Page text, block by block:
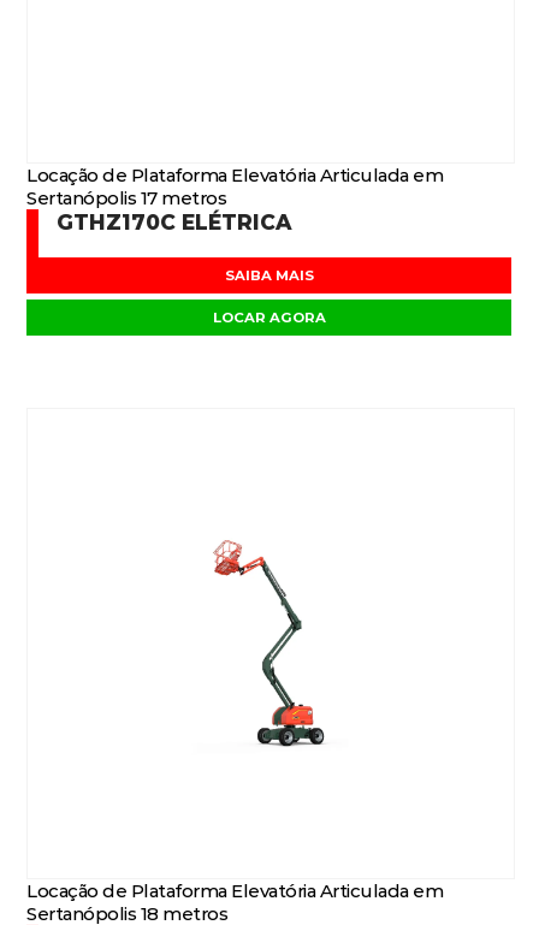
Locação de Plataforma Elevatória Articulada em
Sertanópolis 17 metros
GTHZ170C ELÉTRICA
SAIBA MAIS
LOCAR AGORA
Locação de Plataforma Elevatória Articulada em
Sertanópolis 18 metros